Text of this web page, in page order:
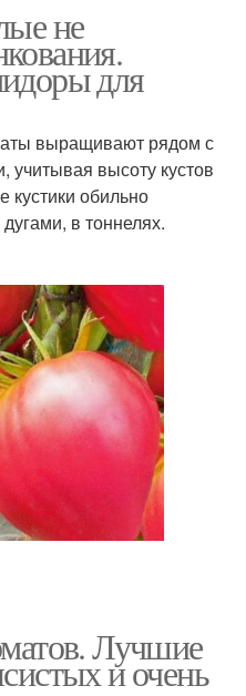
не
для
выращивают рядом с
высоту кустов
кустики обильно
в тоннелях.
Лучшие
и очень